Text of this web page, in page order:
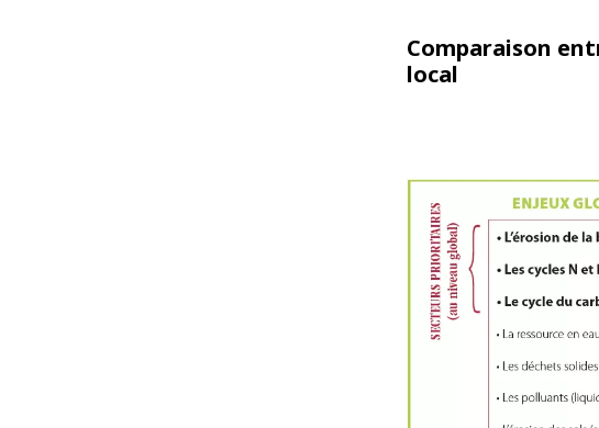
Comparaison
local